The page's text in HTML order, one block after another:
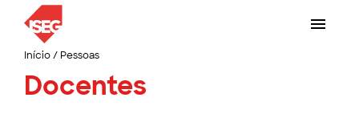
Início/ Pessoas
Docentes